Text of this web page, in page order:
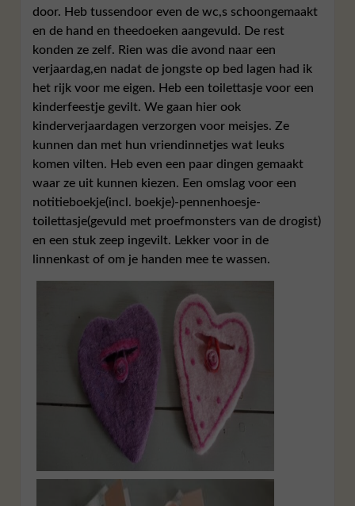
door. Heb tussendoor even de wc,s schoongemaakt
en de hand en theedoeken aangevuld. De rest
konden ze zelf. Rien was die avond naar een
verjaardag,en nadat de jongste op bed lagen had ik
het rijk voor me eigen. Heb een toilettasje voor een
kinderfeestje gevilt. We gaan hier ook
kinderverjaardagen verzorgen voor meisjes. Ze
kunnen dan met hun vriendinnetjes wat leuks
komen vilten. Heb even een paar dingen gemaakt
waar ze uit kunnen kiezen. Een omslag voor een
notitieboekje(incl. boekje)-pennenhoesje-
toilettasje(gevuld met proefmonsters van de drogist)
en een stuk zeep ingevilt. Lekker voor in de
linnenkast of om je handen mee te wassen.